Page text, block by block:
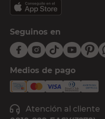
Seguinos en
Medios de pago
Atención al cliente